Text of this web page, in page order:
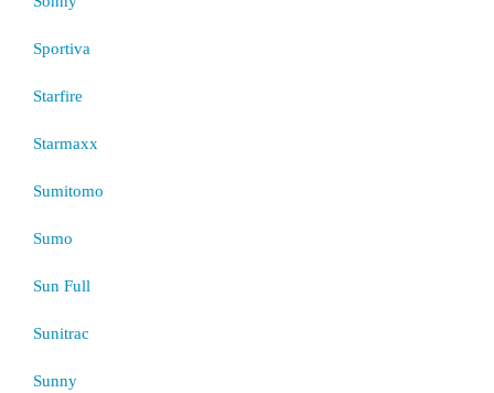
Sportiva
Starfire
Starmaxx
Sumitomo
Sumo
Sun Full
Sunitrac
Sunny